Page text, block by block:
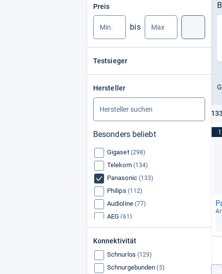
Preis
bis
Testsieger
Hersteller
Besonders beliebt
Gigaset (298)
Telekom (134)
Panasonic (133)
Philips (112)
Audioline (77)
AEG (61)
Swissvoice (51)
Hagenuk (41)
Grundig (38)
Aastra DeTeWe (38)
Konnektivität
Schnurlos (129)
Schnurgebunden (5)
1